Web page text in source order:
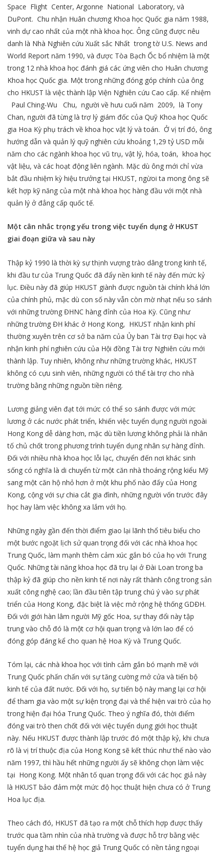
Space Flight Center, Argonne National Laboratory, và
DuPont. Chu nhận Huân chương Khoa học Quốc gia năm 1988,
vinh dự cao nhất của một nhà khoa học. Ông cũng được nêu
danh là Nhà Nghiên cứu Xuất sắc Nhất trong tờ U.S. News and
World Report năm 1990, và được Tòa Bạch Ốc bổ nhiệm là một
trong 12 nhà khoa học đánh giá các ứng viên cho Huân chương
Khoa học Quốc gia. Một trong những đóng góp chính của ông
cho HKUST là việc thành lập Viện Nghiên cứu Cao cấp. Kế nhiệm
Paul Ching-Wu Chu, người về hưu cuối năm 2009, là Tony
Chan, người đã từng là trợ lý giám đốc của Quỹ Khoa học Quốc
gia Hoa Kỳ phụ trách về khoa học vật lý và toán. Ở vị trí đó, ông
hướng dẫn và quản lý quỹ nghiên cứu khoảng 1,29 tỷ USD mỗi
năm cho các ngành khoa học vũ trụ, vật lý, hóa, toán, khoa học
vật liệu, và các hoạt động liên ngành. Mặc dù ông mới chỉ vừa
bắt đầu nhiệm kỳ hiệu trưởng tại HKUST, ngừoi ta mong ông sẽ
kết hợp kỹ năng của một nhà khoa học hàng đầu với một nhà
quản lý ở đẳng cấp quốc tế.
Một cân nhắc trọng yếu trong việc tuyển dụng ở HKUST
giai đoạn giữa và sau này
Thập kỷ 1990 là thời kỳ sự thịnh vượng trào dâng trong kinh tế,
khi đầu tư của Trung Quốc đã đẩy nền kinh tế này đến mức kỷ
lục. Điều này đã giúp HKUST giành được nguồn tài chính khá lớn
của chính phủ, mặc dù con số này vẫn còn mờ nhạt nếu so sánh
với những trường ĐHNC hàng đỉnh của Hoa Kỳ. Cũng như
những trường ĐH khác ở Hong Kong, HKUST nhận kinh phí
thường xuyên trên cơ sở ba năm của Ủy ban Tài trợ Đại học và
nhận kinh phí nghiên cứu của Hội đồng Tài trợ Nghiên cứu mới
thành lập. Tuy nhiên, không như những trường khác, HKUST
không có cựu sinh viên, những người có thể tài trợ cho nhà
trường bằng những nguồn tiền riêng.
Lương giảng viên đạt tới mức có thể so sánh được với mức
lương ở các nước phát triển, khiến việc tuyển dụng người ngoài
Hong Kong dễ dàng hơn, mặc dù tiền lương không phải là nhân
tố chủ chốt trong phương trình tuyển dụng nhân sự hàng đỉnh.
Đối với nhiều nhà khoa học lỗi lạc, chuyển đến nơi khác sinh
sống có nghĩa là di chuyển từ một căn nhà thoáng rộng kiểu Mỹ
sang một căn hộ nhỏ hơn ở một khu phố nào đấy của Hong
Kong, cộng với sự chia cắt gia đình, những người vốn trước đây
học hay làm việc không xa lắm với họ.
Những ngày gần đến thời điểm giao lại lãnh thổ tiêu biểu cho
một bước ngoặt lịch sử quan trọng đối với các nhà khoa học
Trung Quốc, làm mạnh thêm cảm xúc gắn bó của họ với Trung
Quốc. Những tài năng khoa học đã trụ lại ở Đài Loan trong ba
thập kỷ đã giúp cho nền kinh tế nơi này rất thành công trong sản
xuất công nghệ cao; lần đầu tiên tập trung chú ý vào sự phát
triển của Hong Kong, đặc biệt là việc mở rộng hệ thống GDĐH.
Đối với giới hàn lâm người Mỹ gốc Hoa, sự thay đổi này tập
trung vào chỗ đó là một cơ hội quan trọng và lớn lao để có
đóng góp đáng kể cho quan hệ Hoa Kỳ và Trung Quốc.
Tóm lại, các nhà khoa học với tình cảm gắn bó mạnh mẽ với
Trung Quốc phấn chấn với sự tăng cường mở cửa và tiến bộ
kinh tế của đất nước. Đối với họ, sự tiến bộ này mang lại cơ hội
để tham gia vào một sự kiện trọng đại và thể hiện vai trò của họ
trong hiện đại hóa Trung Quốc. Theo ý nghĩa đó, thời điểm
đóng vai trò then chốt đối với việc tuyển dụng giới học thuật
này. Nếu HKUST được thành lập trước đó một thập kỷ, khi chưa
rõ là vị trí thuộc địa của Hong Kong sẽ kết thúc như thế nào vào
năm 1997, thì hầu hết những người ấy sẽ không chọn làm việc
tại Hong Kong. Một nhân tố quan trọng đối với các học giả này
là HKUST bảo đảm một mức độ học thuật hiện chưa có ở Trung
Hoa lục địa.
Theo cách đó, HKUST đã tạo ra một chỗ thích hợp được thấy
trước qua tầm nhìn của nhà trường và được hỗ trợ bằng việc
tuyển dụng hai thế hệ học giả Trung Quốc có nền tảng ngoại